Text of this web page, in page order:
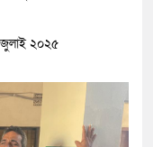
না নবীনগর পৌরসভার
চালককে কুপিয়েছে
২০২৫